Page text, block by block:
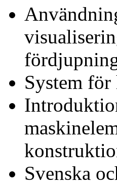
System
Svenska